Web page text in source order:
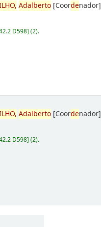
Adalberto [Coordenador]
D598](2).
Adalberto [Coordenador]
D598](2).